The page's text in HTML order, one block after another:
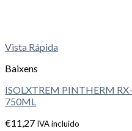
Vista Rápida
Baixens
ISOLXTREM PINTHERM
750ML
€11,27 IVA incluido